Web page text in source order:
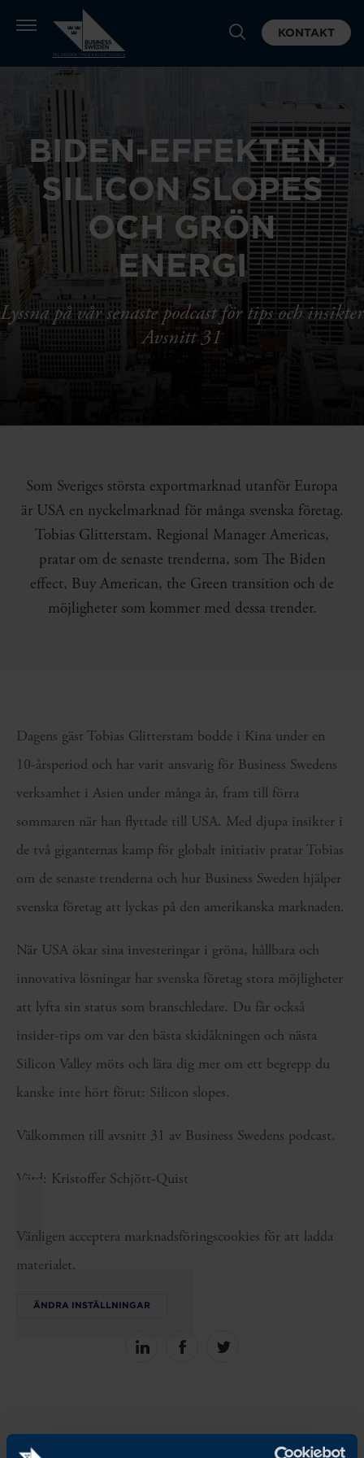
KONTAKT
BIDEN-EFFEKTEN,
SILICON SLOPES
OCH GRÖN
ENERGI
Lyssna på vår senaste podcast för tips och insikter
Avsnitt 31
Som Sveriges största exportmarknad utanför Europa
är USA en nyckelmarknad för många svenska företag.
Tobias Glitterstam, Regional Manager Americas,
pratar om de senaste trenderna, som The Biden
effect, Buy American, the Green transition och de
möjligheter som kommer med dessa trender.
Dagens gäst Tobias Glitterstam bodde i Kina under en
10-årsperiod och har varit ansvarig för Business Swedens
verksamhet i Asien under många år, fram till förra
sommaren när han flyttade till USA. Med djupa insikter i
de två giganternas kamp för globalt initiativ pratar Tobias
om de senaste trenderna och hur Business Sweden hjälper
svenska företag att lyckas på den amerikanska marknaden.
När USA ökar sina investeringar i gröna, hållbara och
innovativa lösningar har svenska företag stora möjligheter
att lyfta sin status som branschledare. Du får också
insider-tips om var den bästa skidåkningen och nästa
Silicon Valley möts och lära dig mer om ett begrepp du
kanske inte hört förut: Silicon slopes.
Välkommen till avsnitt 31 av Business Swedens podcast.
Värd: Kristoffer Schjött-Quist
Vänligen acceptera marknadsföringscookies för att ladda
materialet.
ÄNDRA INSTÄLLNINGAR
Share
Share
Share